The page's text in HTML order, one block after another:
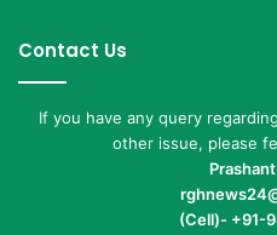
Contact Us
If you have any query
other issue, please
(Cell)- +91-